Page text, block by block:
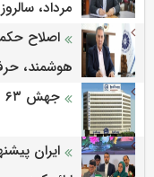
مرداد،
اصلاح
هوشمند،
جهش ۶۳ درصدی پرتفوی بیمه آسیا
ایران